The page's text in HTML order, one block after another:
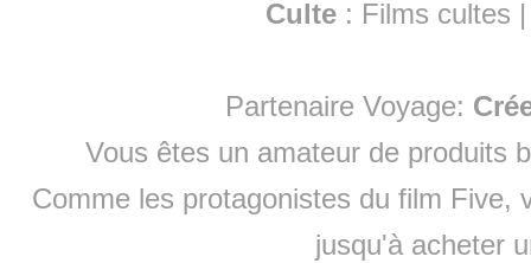
Culte : Films cultes
Partenaire Voyage:
Vous êtes un amateur de produits
Comme les protagonistes du film Five,
jusqu'à acheter